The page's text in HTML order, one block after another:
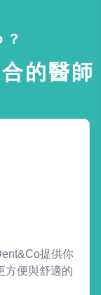
?
的醫師
提供你
方便與舒適的